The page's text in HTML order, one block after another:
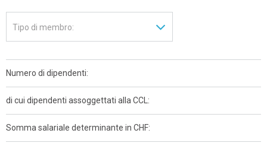
Numero di dipendenti:
di cui dipendenti assoggettati alla CCL:
Somma salariale determinante in CHF: